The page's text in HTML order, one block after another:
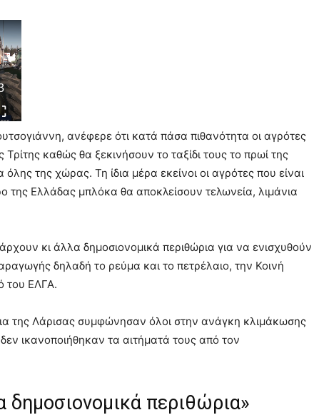
ανέφερε ότι κατά πάσα πιθανότητα οι αγρότες
καθώς θα ξεκινήσουν το ταξίδι τους το πρωί της
της χώρας. Τη ίδια μέρα εκείνοι οι αγρότες που είναι
της Ελλάδας μπλόκα θα αποκλείσουν τελωνεία, λιμάνια
κι άλλα δημοσιονομικά περιθώρια για να ενισχυθούν
δηλαδή το ρεύμα και το πετρέλαιο, την Κοινή
του ΕΛΓΑ.
της Λάρισας συμφώνησαν όλοι στην ανάγκη κλιμάκωσης
ικανοποιήθηκαν τα αιτήματά τους από τον
δημοσιονομικά περιθώρια»